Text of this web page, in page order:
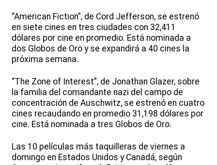
“American Fiction”, de Cord Jefferson, se estrenó
en siete cines en tres ciudades con 32,411
dólares por cine en promedio. Está nominada a
dos Globos de Oro y se expandirá a 40 cines la
próxima semana.
“The Zone of Interest”, de Jonathan Glazer, sobre
la familia del comandante nazi del campo de
concentración de Auschwitz, se estrenó en cuatro
cines recaudando en promedio 31,198 dólares por
cine. Está nominada a tres Globos de Oro.
Las 10 películas más taquilleras de viernes a
domingo en Estados Unidos y Canadá, según